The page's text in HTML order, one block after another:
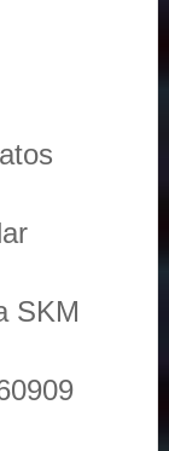
SKM